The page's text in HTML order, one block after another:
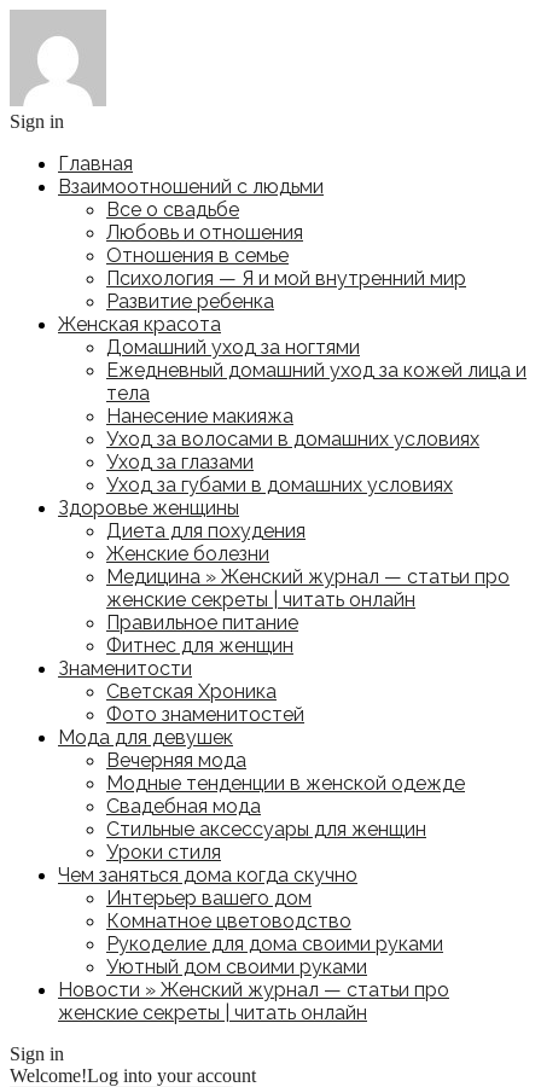
Sign in
Главная
Взаимоотношений с людьми
Все о свадьбе
Любовь и отношения
Отношения в семье
Психология — Я и мой внутренний мир
Развитие ребенка
Женская красота
Домашний уход за ногтями
Ежедневный домашний уход за кожей лица и
тела
Нанесение макияжа
Уход за волосами в домашних условиях
Уход за глазами
Уход за губами в домашних условиях
Здоровье женщины
Диета для похудения
Женские болезни
Медицина » Женский журнал — статьи про
женские секреты | читать онлайн
Правильное питание
Фитнес для женщин
Знаменитости
Светская Хроника
Фото знаменитостей
Мода для девушек
Вечерняя мода
Модные тенденции в женской одежде
Свадебная мода
Стильные аксессуары для женщин
Уроки стиля
Чем заняться дома когда скучно
Интерьер вашего дом
Комнатное цветоводство
Рукоделие для дома своими руками
Уютный дом своими руками
Новости » Женский журнал — статьи про
женские секреты | читать онлайн
Sign in
Welcome!Log into your account